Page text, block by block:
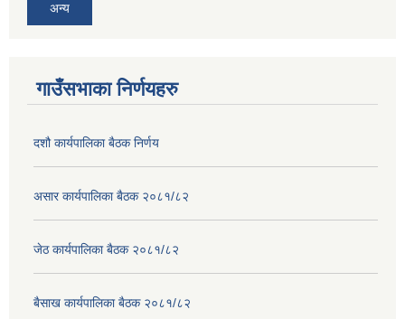
अन्य
गाउँसभाका निर्णयहरु
दशौ कार्यपालिका बैठक निर्णय
असार कार्यपालिका बैठक २०८१/८२
जेठ कार्यपालिका बैठक २०८१/८२
बैसाख कार्यपालिका बैठक २०८१/८२